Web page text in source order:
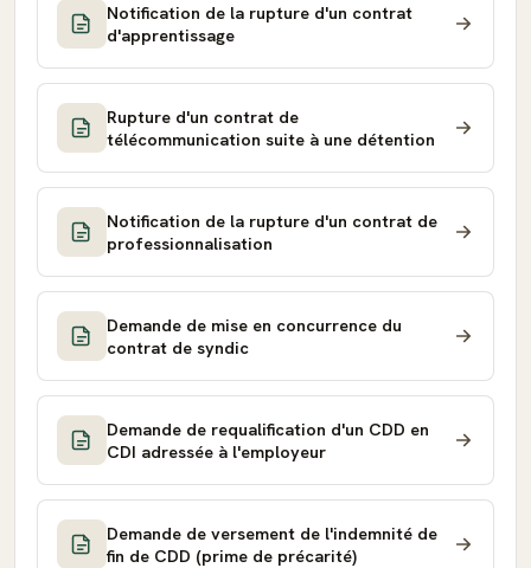
Notification de la rupture d'un contrat
d'apprentissage
Rupture d'un contrat de
télécommunication suite à une détention
Notification de la rupture d'un contrat de
professionnalisation
Demande de mise en concurrence du
contrat de syndic
Demande de requalification d'un CDD en
CDI adressée à l'employeur
Demande de versement de l'indemnité de
fin de CDD (prime de précarité)